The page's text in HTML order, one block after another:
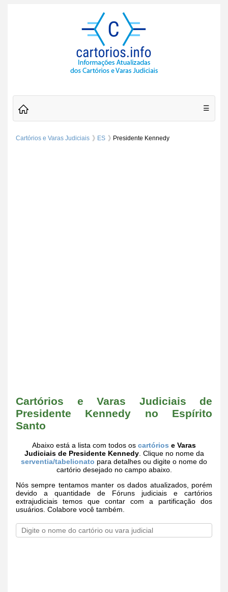
☰
Cartórios e Varas Judiciais ES Presidente Kennedy
Cartórios e Varas Judiciais de
Presidente Kennedy no Espírito
Santo
Abaixo está a lista com todos os cartórios e Varas
Judiciais de Presidente Kennedy. Clique no nome da
serventia/tabelionato para detalhes ou digite o nome do
cartório desejado no campo abaixo.
Nós sempre tentamos manter os dados atualizados, porém
devido a quantidade de Fóruns judiciais e cartórios
extrajudiciais temos que contar com a partificação dos
usuários. Colabore você também.